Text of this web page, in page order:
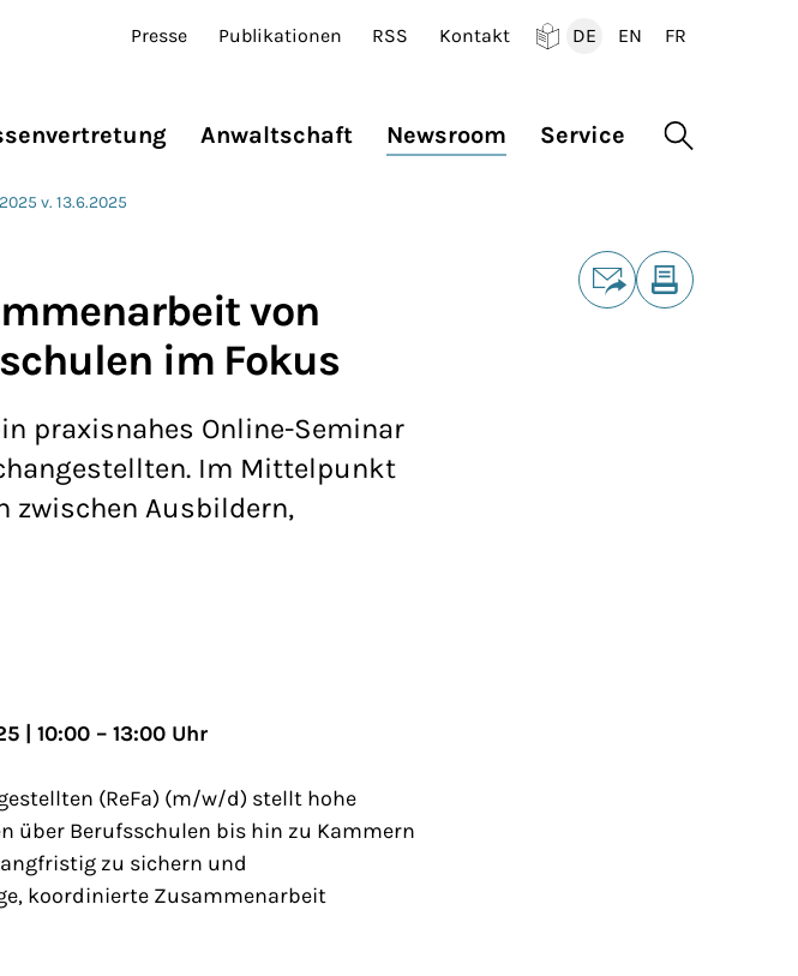
Presse Publikationen RSS Kontakt
DE
EN
FR
Anwaltschaft Newsroom Service Suche
v. 13.6.2025
von
im Fokus
praxisnahes Online-Seminar
Im Mittelpunkt
zwischen Ausbildern,
| 10:00 – 13:00 Uhr
(ReFa) (m/w/d) stellt hohe
über Berufsschulen bis hin zu Kammern
zu sichern und
koordinierte Zusammenarbeit